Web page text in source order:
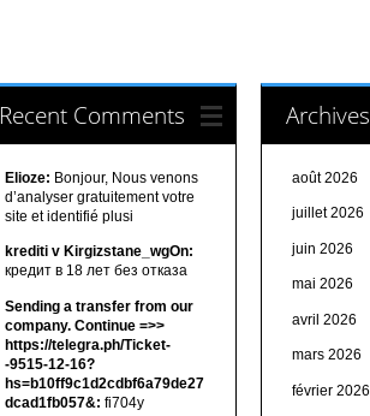
Recent Comments
Elioze: Bonjour, Nous venons
d’analyser gratuitement votre
site et identifié plusi
krediti v Kirgizstane_wgOn:
кредит в 18 лет без отказа
Sending a transfer from our
company. Continue =>>
https://telegra.ph/Ticket-
-9515-12-16?
hs=b10ff9c1d2cdbf6a79de27
dcad1fb057&: fi704y
Archives
août 2026
juillet 2026
juin 2026
mai 2026
avril 2026
mars 2026
février 2026